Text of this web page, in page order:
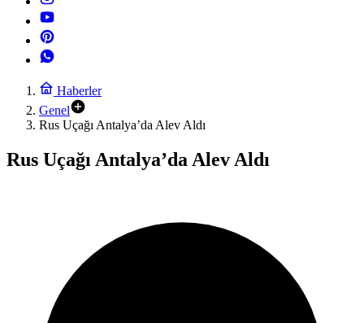
Haberler
Genel
Rus Uçağı Antalya’da Alev Aldı
Rus Uçağı Antalya’da Alev Aldı